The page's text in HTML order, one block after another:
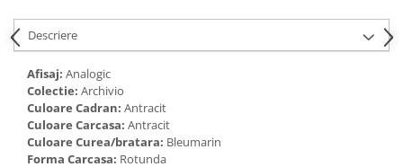
Descriere
Afisaj: Analogic
Colectie: Archivio
Culoare Cadran: Antracit
Culoare Carcasa: Antracit
Culoare Curea/bratara: Bleumarin
Forma Carcasa: Rotunda